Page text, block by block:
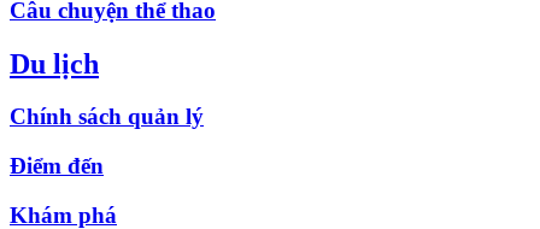
Câu chuyện thể thao
Du lịch
Chính sách quản lý
Điểm đến
Khám phá